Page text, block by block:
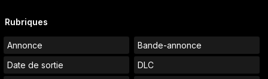
Rubriques
Annonce
Bande-annonce
Date de sortie
DLC